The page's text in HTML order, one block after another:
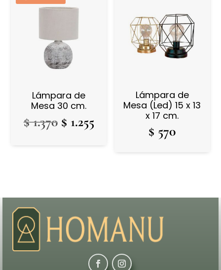
Lámpara de
Mesa 30 cm.
$1.370 El
precio
$ 1.255El
Lámpara de
Mesa (Led) 15 x 13
x 17 cm.
$ 570